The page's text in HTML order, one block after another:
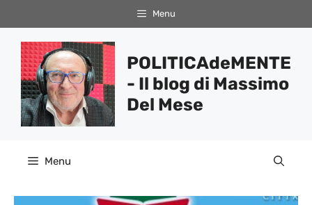
al
contenuto
Menu
POLITICAdeMENTE
- Il blog di Massimo
Del Mese
Menu